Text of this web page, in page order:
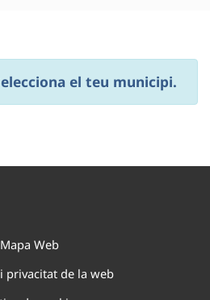
el teu municipi.
Mapa Web
privacitat de la web